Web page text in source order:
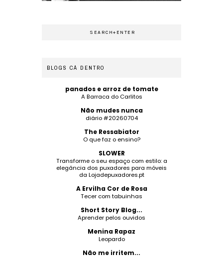
BLOGS CÁ DENTRO
panados e arroz de tomate
A Barraca do Carlitos
Não mudes nunca
diário #20260704
The Ressabiator
O que faz o ensino?
SLOWER
Transforme o seu espaço com estilo: a
elegância dos puxadores para móveis
da Lojadepuxadores.pt
A Ervilha Cor de Rosa
Tecer com tabuinhas
Short Story Blog...
Aprender pelos ouvidos
Menina Rapaz
Leopardo
Não me irritem...